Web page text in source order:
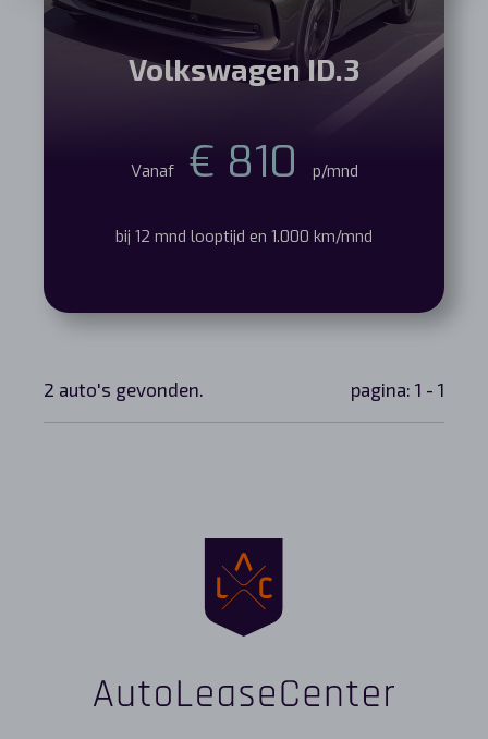
Volkswagen ID.3
Vanaf € 810 p/mnd
bij 12 mnd looptijd en 1.000 km/mnd
2 auto's gevonden. pagina: 1 - 1